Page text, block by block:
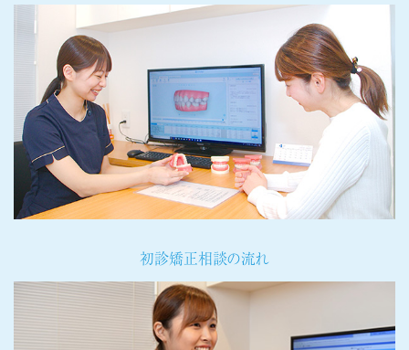
初診矯正相談の流れ